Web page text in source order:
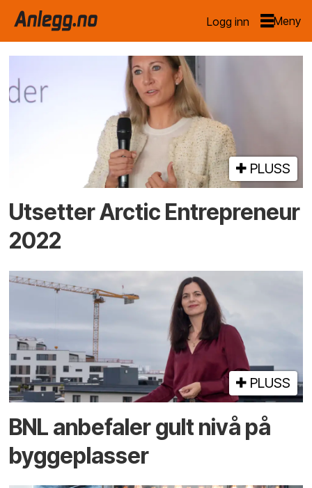
Logg inn
Emne:
koronaviruset
PLUSS
Utsetter Arctic Entrepreneur
2022
PLUSS
BNL anbefaler gult nivå på
byggeplasser